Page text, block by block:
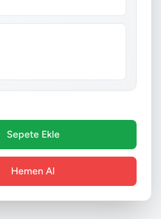
Sepete Ekle
Hemen Al